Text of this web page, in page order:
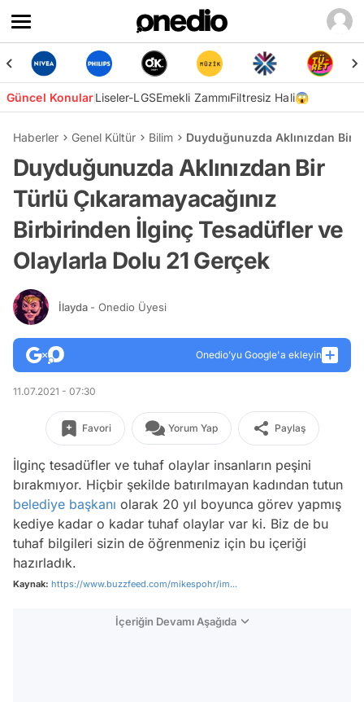
Güncel KonularLiseler-LGSEmekli ZammıFiltresiz Hali😱
Haberler Genel Kültür Bilim Duyduğunuzda Aklınızdan Bir
Duyduğunuzda Aklınızdan Bir
Türlü Çıkaramayacağınız
Birbirinden İlginç Tesadüfler ve
Olaylarla Dolu 21 Gerçek
İlayda - Onedio Üyesi
Onedio’yu Google'a ekleyin
11.07.2021 - 07:30
Favori Yorum Yap Paylaş
İlginç tesadüfler ve tuhaf olaylar insanların peşini
bırakmıyor. Hiçbir şekilde batırılmayan kadından tutun
belediye başkanı olarak 20 yıl boyunca görev yapmış
kediye kadar o kadar tuhaf olaylar var ki. Biz de bu
tuhaf bilgileri sizin de öğrenmeniz için bu içeriği
hazırladık.
Kaynak: https://www.buzzfeed.com/mikespohr/im...
İçeriğin Devamı Aşağıda